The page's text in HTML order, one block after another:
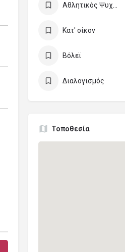
Κατ' οίκον
Βόλεϊ
Διαλογισμός
Τοποθεσία